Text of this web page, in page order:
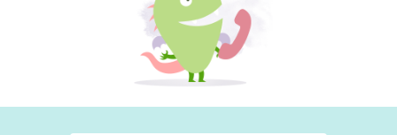
bumbac în oferta noastră
Nu toate tipurile de bumbac sunt la fel. Pentru a alege varianta
corectă pentru proiectul tău, le clasificăm după țesătură și finisaj: